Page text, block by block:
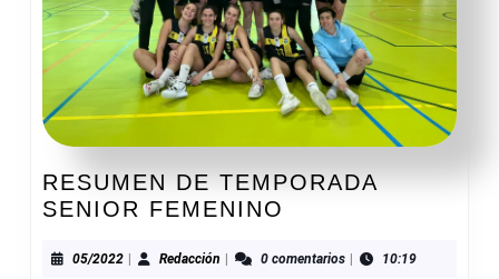
RESUMEN DE TEMPORADA
SENIOR FEMENINO
TEMPORADA
05/202205/2022Redacción Redacción0 comentarios 10:19